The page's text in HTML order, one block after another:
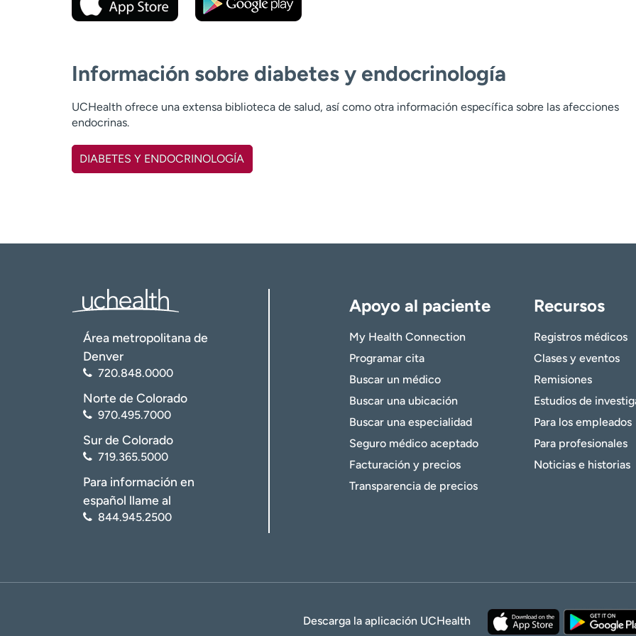
Información sobre diabetes y endocrinología
UCHealth ofrece una extensa biblioteca de salud, así como otra información específica sobre las afecciones
endocrinas.
DIABETES Y ENDOCRINOLOGÍA
Área metropolitana de
Denver
720.848.0000
Norte de Colorado
970.495.7000
Sur de Colorado
719.365.5000
Para información en
español llame al
844.945.2500
Apoyo al paciente
My Health Connection
Programar cita
Buscar un médico
Buscar una ubicación
Buscar una especialidad
Seguro médico aceptado
Facturación y precios
Transparencia de precios
Recursos
Registros médicos
Clases y eventos
Remisiones
Estudios de
Para los empleados
Para profesionales
Noticias e historias
Descarga la aplicación UCHealth